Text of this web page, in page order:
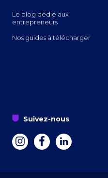
Le blog dédié aux
entrepreneurs
Nos guides à télécharger
s Suivez-nous
a z e